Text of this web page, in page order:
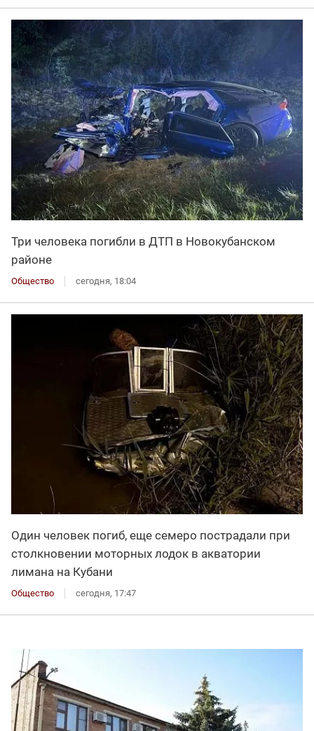
Три человека погибли в ДТП в Новокубанском
районе
Общество сегодня, 18:04
Один человек погиб, еще семеро пострадали при
столкновении моторных лодок в акватории
лимана на Кубани
Общество сегодня, 17:47